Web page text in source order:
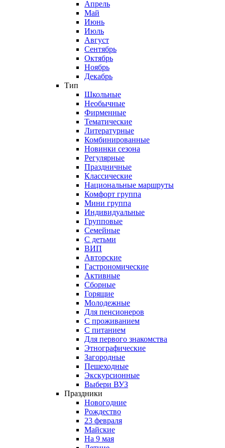
Апрель
Май
Июнь
Июль
Август
Сентябрь
Октябрь
Ноябрь
Декабрь
Тип
Школьные
Необычные
Фирменные
Тематические
Литературные
Комбинированные
Новинки сезона
Регулярные
Праздничные
Классические
Национальные маршруты
Комфорт группа
Мини группа
Индивидуальные
Групповые
Семейные
С детьми
ВИП
Авторские
Гастрономические
Активные
Сборные
Горящие
Молодежные
Для пенсионеров
С проживанием
С питанием
Для первого знакомства
Этнографические
Загородные
Пешеходные
Экскурсионные
Выбери ВУЗ
Праздники
Новогодние
Рождество
23 февраля
Майские
На 9 мая